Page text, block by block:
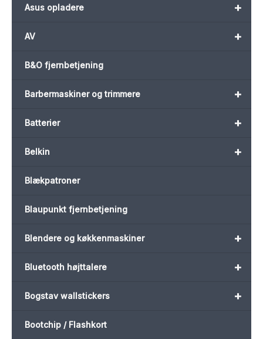
+
Asus opladere
+
AV
B&O fjernbetjening
+
Barbermaskiner og trimmere
+
Batterier
+
Belkin
Blækpatroner
Blaupunkt fjernbetjening
+
Blendere og køkkenmaskiner
+
Bluetooth højttalere
+
Bogstav wallstickers
Bootchip / Flashkort